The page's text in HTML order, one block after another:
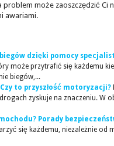
problem może zaoszczędzić Ci
awariami.
dzięki pomocy
może przytrafić się każdemu
biegów,...
to przyszłość motoryzacji?
zyskuje na znaczeniu. W
Porady
się każdemu, niezależnie od